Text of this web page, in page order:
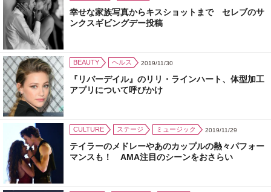
幸せな家族写真からキスショットまで セレブのサ
ンクスギビングデー投稿
BEAUTY ヘルス 2019/11/30
『リバーデイル』のリリ・ラインハート、体型加工
アプリについて呼びかけ
CULTURE ステージ ミュージック 2019/11/29
テイラーのメドレーやあのカップルの熱々パフォー
マンスも！ AMA注目のシーンをおさらい